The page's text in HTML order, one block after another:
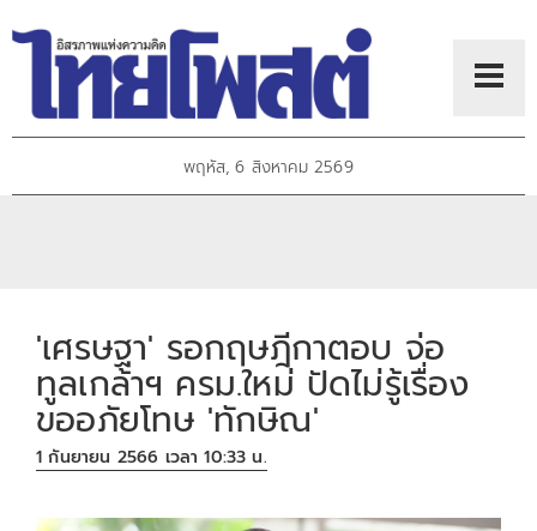
พฤหัส, 6 สิงหาคม 2569
'เศรษฐา' รอกฤษฎีกาตอบ จ่อ
ทูลเกล้าฯ ครม.ใหม่ ปัดไม่รู้เรื่อง
ขออภัยโทษ 'ทักษิณ'
1 กันยายน 2566 เวลา 10:33 น.